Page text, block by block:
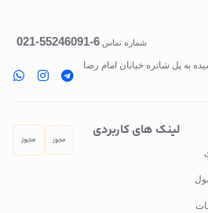
شماره تماس 6-55246091-021
به پل‌ شاتره خیابان امام رضا
لینک های کاربردی